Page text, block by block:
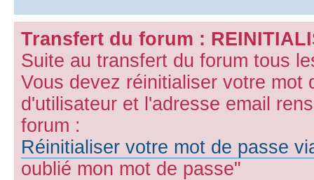
Transfert du forum :
Suite au transfert du forum tous
Vous devez réinitialiser votre mot
d'utilisateur et l'adresse email
forum :
Réinitialiser votre mot de passe
oublié mon mot de passe"